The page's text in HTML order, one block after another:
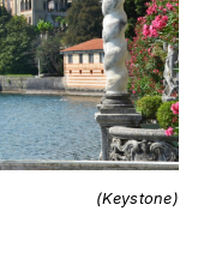
(Keystone)